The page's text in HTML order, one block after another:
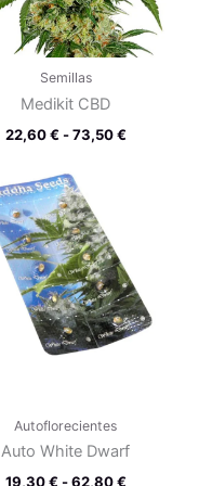
Semillas
Medikit CBD
22,60€ - 73,50€
Autoflorecientes
Auto White Dwarf
19,30€ - 62,80€
62,80 €